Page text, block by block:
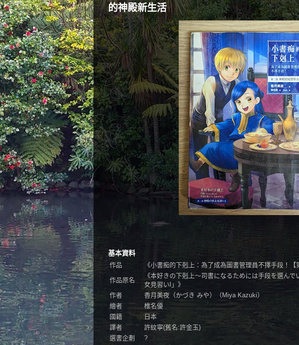
的神殿新生活
基本資料
作品 《小書痴的下剋上：為了成為圖書管理員不擇手段！
作品原名
《本好きの下剋上～司書になるためには手段を選ん
女見習いI」》
作者
香月美夜（かづき みや）（Miya Kazuki）
繪者
椎名優
國籍
日本
譯者
許紋寧(舊名:許金玉)
選書企劃
?